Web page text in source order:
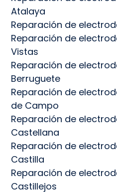
Atalaya
Reparación de
Reparación de
Vistas
Reparación de
Berruguete
Reparación de
de Campo
Reparación de
Castellana
Reparación de
Castilla
Reparación de
Castillejos